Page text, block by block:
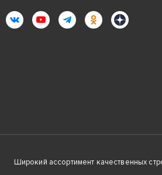
ВКонтактеYouTubeTelegramОдноклассники
Яндекс.Дзен
Широкий ассортимент качественных